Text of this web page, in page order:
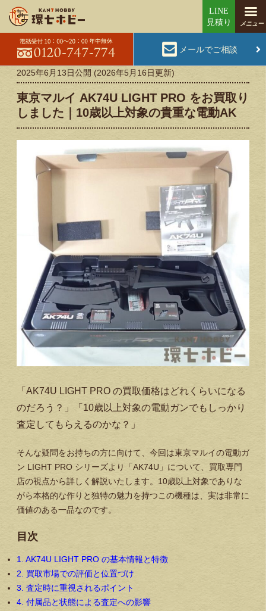
メールでご相談
2025年6月13日公開 (2026年5月16日更新)
東京マルイ AK74U LIGHT PRO をお買取り
しました｜10歳以上対象の貴重な電動AK
「AK74U LIGHT PRO の買取価格はどれくらいになる
のだろう？」「10歳以上対象の電動ガンでもしっかり
査定してもらえるのかな？」
そんな疑問をお持ちの方に向けて、今回は東京マルイの電動ガ
ン LIGHT PRO シリーズより「AK74U」について、買取専門
店の視点から詳しく解説いたします。10歳以上対象でありな
がら本格的な作りと独特の魅力を持つこの機種は、実は非常に
価値のある一品なのです。
目次
1. AK74U LIGHT PRO の基本情報と特徴
2. 買取市場での評価と位置づけ
3. 査定時に重視されるポイント
4. 付属品と状態による査定への影響